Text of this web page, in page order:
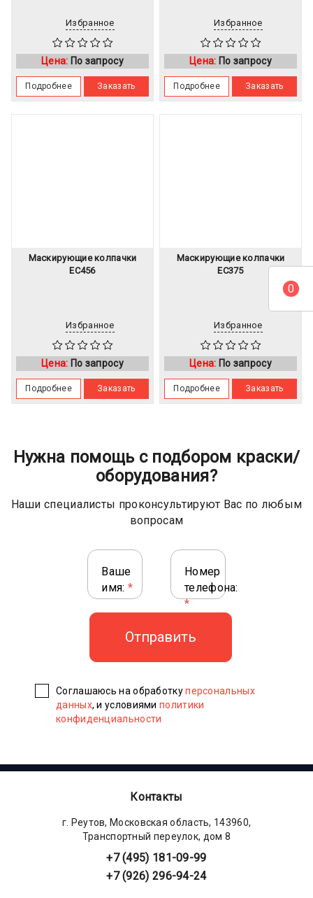
Избранное
Цена: По запросу
Подробнее Заказать
Избранное
Цена: По запросу
Подробнее Заказать
Маскирующие колпачки
EC456
Избранное
Цена: По запросу
Подробнее Заказать
Маскирующие колпачки
EC375
Избранное
Цена: По запросу
Подробнее Заказать
Нужна помощь с подбором краски/
оборудования?
Наши специалисты проконсультируют Вас по любым
вопросам
Ваше
имя: *
Номер
телефона:
*
Соглашаюсь на обработкуперсональных
данных, и условиямиполитики
конфиденциальности
Контакты
г. Реутов, Московская область, 143960,
Транспортный переулок, дом 8
+7 (495) 181-09-99
+7 (926) 296-94-24
0